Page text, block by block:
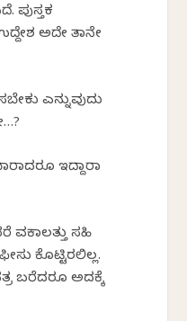
ಪುಸ್ತಕ
ಅದೇ ತಾನೇ
ಎನ್ನುವುದು
ಇದ್ದಾರಾ
ವಕಾಲತ್ತು ಸಹಿ
ಕೊಟ್ಟಿರಲಿಲ್ಲ.
ಬರೆದರೂ ಅದಕ್ಕೆ